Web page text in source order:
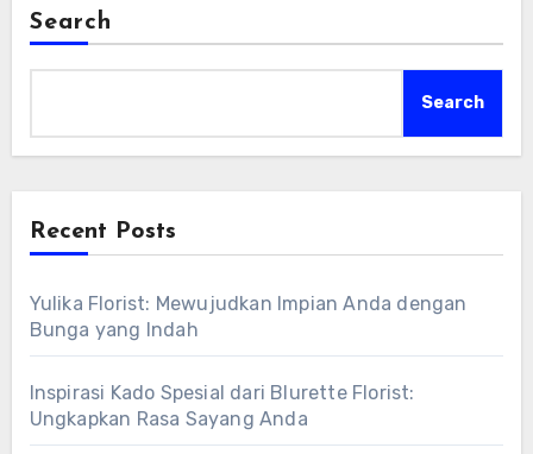
Search
Search
Recent Posts
Yulika Florist: Mewujudkan Impian Anda dengan
Bunga yang Indah
Inspirasi Kado Spesial dari Blurette Florist:
Ungkapkan Rasa Sayang Anda